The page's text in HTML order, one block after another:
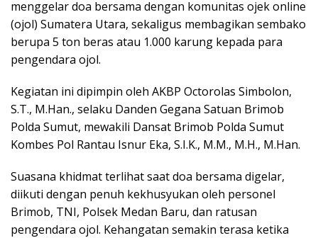
menggelar doa bersama dengan komunitas ojek online
(ojol) Sumatera Utara, sekaligus membagikan sembako
berupa 5 ton beras atau 1.000 karung kepada para
pengendara ojol.
Kegiatan ini dipimpin oleh AKBP Octorolas Simbolon,
S.T., M.Han., selaku Danden Gegana Satuan Brimob
Polda Sumut, mewakili Dansat Brimob Polda Sumut
Kombes Pol Rantau Isnur Eka, S.I.K., M.M., M.H., M.Han.
Suasana khidmat terlihat saat doa bersama digelar,
diikuti dengan penuh kekhusyukan oleh personel
Brimob, TNI, Polsek Medan Baru, dan ratusan
pengendara ojol. Kehangatan semakin terasa ketika